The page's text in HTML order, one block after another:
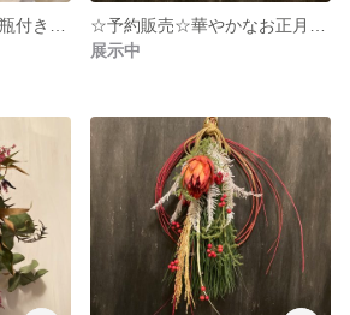
展示中